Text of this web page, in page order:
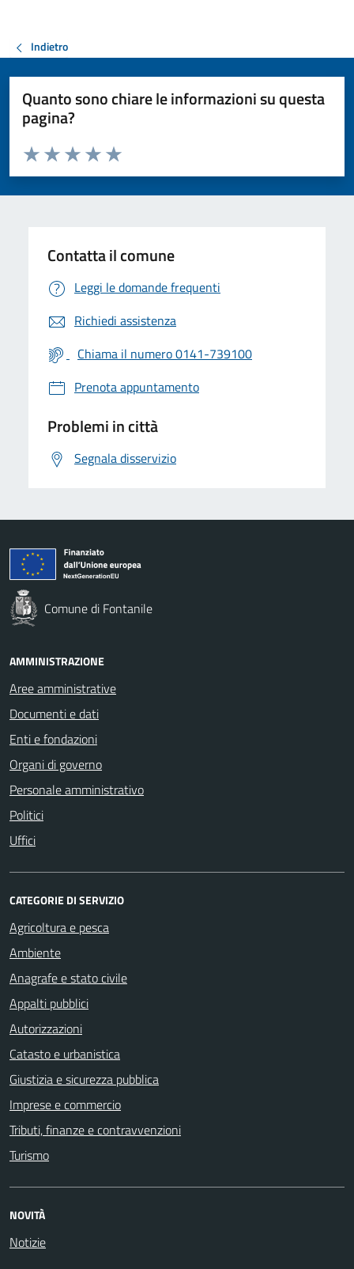
Indietro
Quanto sono chiare le informazioni su questa
pagina?
Valuta da 1 a 5 stelle la pagina
Valuta 5 stelle su 5
Valuta 4 stelle su 5
Valuta 3 stelle su 5
Valuta 2 stelle su 5
Valuta 1 stelle su 5
Contatta il comune
Leggi le domande frequenti
Richiedi assistenza
Chiama il numero 0141-739100
Prenota appuntamento
Problemi in città
Segnala disservizio
Comune di Fontanile
AMMINISTRAZIONE
Aree amministrative
Documenti e dati
Enti e fondazioni
Organi di governo
Personale amministrativo
Politici
Uffici
CATEGORIE DI SERVIZIO
Agricoltura e pesca
Ambiente
Anagrafe e stato civile
Appalti pubblici
Autorizzazioni
Catasto e urbanistica
Giustizia e sicurezza pubblica
Imprese e commercio
Tributi, finanze e contravvenzioni
Turismo
NOVITÀ
Notizie